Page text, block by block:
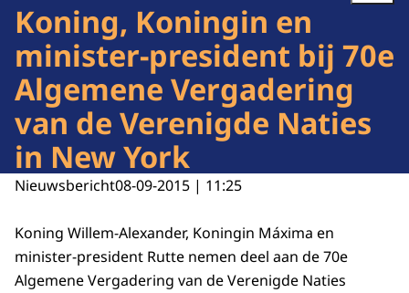
Koning, Koningin en
minister-president bij 70e
Algemene Vergadering
van de Verenigde Naties
in New York
Nieuwsbericht08-09-2015 | 11:25
Koning Willem-Alexander, Koningin Máxima en
minister-president Rutte nemen deel aan de 70e
Algemene Vergadering van de Verenigde Naties